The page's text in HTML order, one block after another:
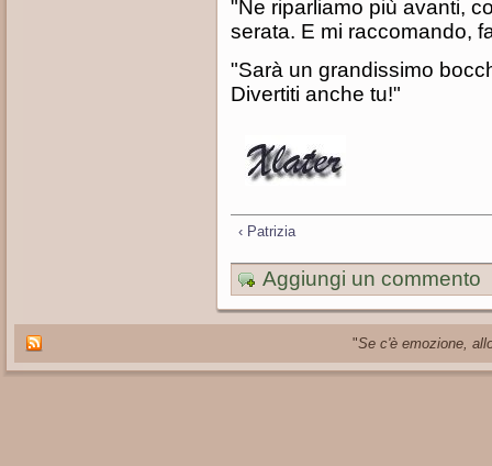
"Ne riparliamo più avanti,
serata. E mi raccomando,
"Sarà un grandissimo
Divertiti anche tu!"
‹ Patrizia
Aggiungi un commento
"Se c'è emozione,